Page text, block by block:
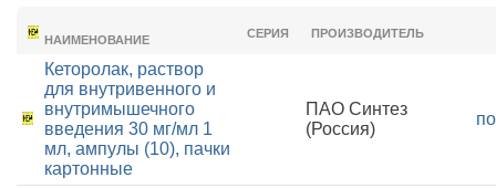
НАИМЕНОВАНИЕ
СЕРИЯ ПРОИЗВОДИТЕЛЬ
Кеторолак, раствор
для внутривенного и
внутримышечного
введения 30 мг/мл 1
мл, ампулы (10), пачки
картонные
ПАО Синтез
(Россия)